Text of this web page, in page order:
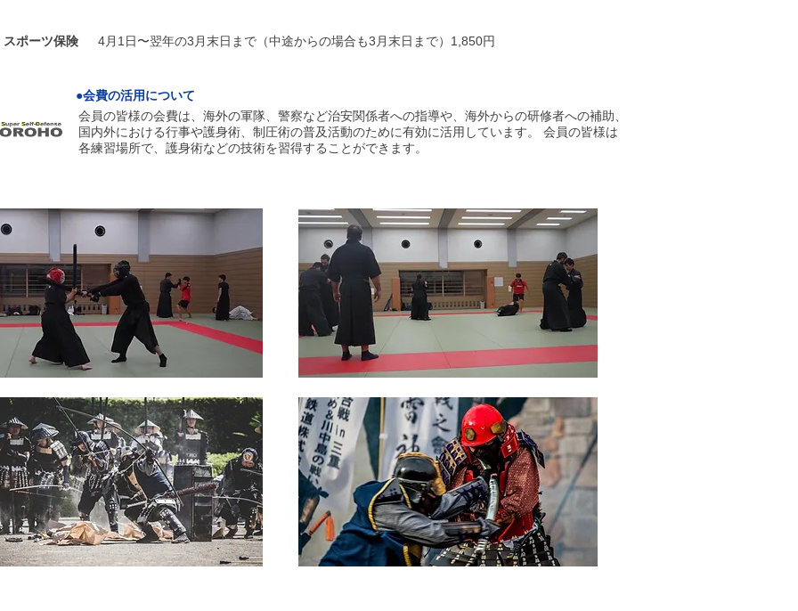
スポーツ保険 4月1日〜翌年の3月末日まで（中途からの場合も3月末日まで）1,850円
●会費の活用について
会員の皆様の会費は、海外の軍隊、警察など治安関係者への指導や、海外からの研修者への補助、
国内外における行事や護身術、制圧術の普及活動のために有効に活用しています。 会員の皆様は
各練習場所で、護身術などの技術を習得することができます。